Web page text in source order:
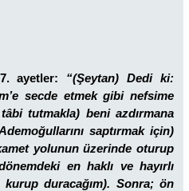
ayetler: “(Şeytan) Dedi ki:
secde etmek gibi nefsime
tutmakla) beni azdırmana
saptırmak için)
yolunun üzerinde oturup
en haklı ve hayırlı
duracağım). Sonra; ön